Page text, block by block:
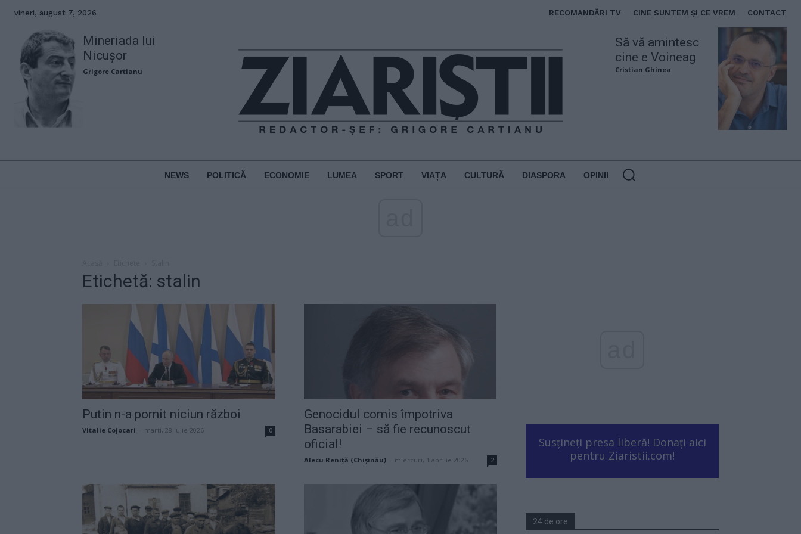
vineri, august 7, 2026 RECOMANDĂRI TV CINE SUNTEM ȘI CE VREM CONTACT
Mineriada lui
Nicușor
Grigore Cartianu
Să vă amintesc
cine e Voineag
Cristian Ghinea
NEWS POLITICĂ ECONOMIE LUMEA SPORT VIAȚA CULTURĂ DIASPORA OPINII
Etichetă: stalin
Putin n-a pornit niciun război
Vitalie Cojocari marți, 28 iulie 2026 0
Genocidul comis împotriva
Basarabiei – să fie recunoscut
oficial!
Alecu Reniță (Chișinău) miercuri, 1 aprilie 2026 2
Susțineți presa liberă! Donați aici
pentru Ziaristii.com!
24 de ore